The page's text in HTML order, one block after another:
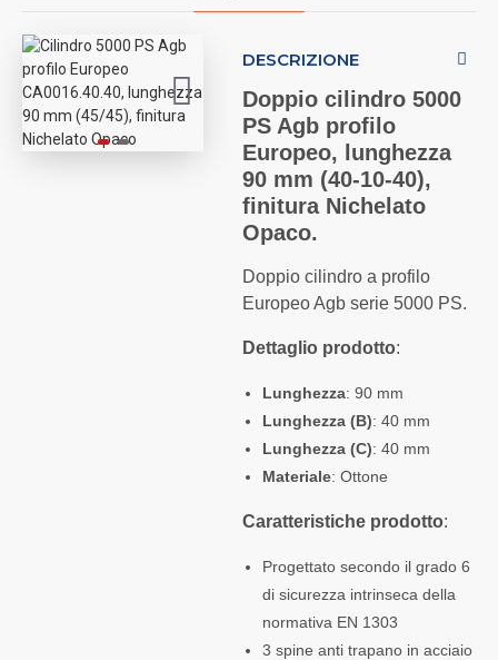
DESCRIZIONE
Doppio cilindro 5000
PS Agb profilo
Europeo, lunghezza
90 mm (40-10-40),
finitura Nichelato
Opaco.
Doppio cilindro a profilo
Europeo Agb serie 5000 PS.
Dettaglio prodotto:
Lunghezza: 90 mm
Lunghezza (B): 40 mm
Lunghezza (C): 40 mm
Materiale: Ottone
Caratteristiche prodotto:
Progettato secondo il grado 6
di sicurezza intrinseca della
normativa EN 1303
3 spine anti trapano in acciaio